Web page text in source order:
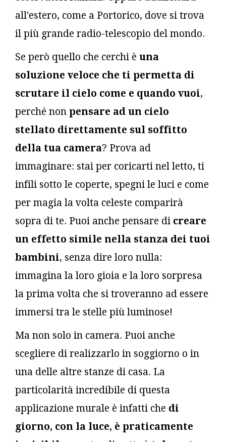
all'estero, come a Portorico, dove si trova
il più grande radio-telescopio del mondo.
Se però quello che cerchi è una
soluzione veloce che ti permetta di
scrutare il cielo come e quando vuoi,
perché non pensare ad un cielo
stellato direttamente sul soffitto
della tua camera? Prova ad
immaginare: stai per coricarti nel letto, ti
infili sotto le coperte, spegni le luci e come
per magia la volta celeste comparirà
sopra di te. Puoi anche pensare di creare
un effetto simile nella stanza dei tuoi
bambini, senza dire loro nulla:
immagina la loro gioia e la loro sorpresa
la prima volta che si troveranno ad essere
immersi tra le stelle più luminose!
Ma non solo in camera. Puoi anche
scegliere di realizzarlo in soggiorno o in
una delle altre stanze di casa. La
particolarità incredibile di questa
applicazione murale è infatti che di
giorno, con la luce, è praticamente